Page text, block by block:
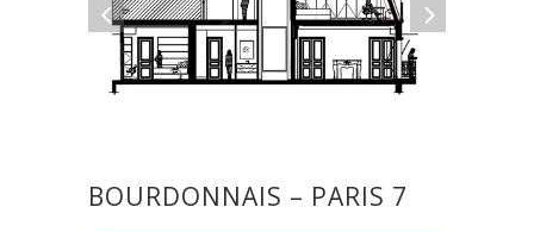
BOURDONNAIS – PARIS 7